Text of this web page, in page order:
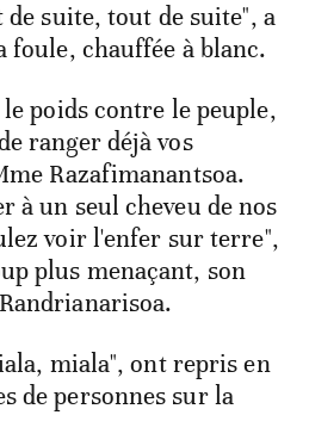
suite, tout de suite", a
foule, chauffée à blanc.
poids contre le peuple,
ranger déjà vos
Razafimanantsoa.
à un seul cheveu de nos
voir l'enfer sur terre",
plus menaçant, son
miala", ont repris en
de personnes sur la